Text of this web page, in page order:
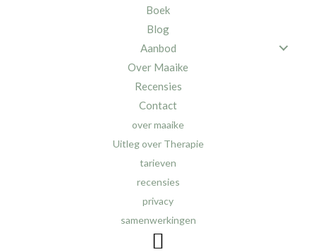
Boek
Blog
Aanbod
Over Maaike
Recensies
Contact
over maaike
Uitleg over Therapie
tarieven
recensies
privacy
samenwerkingen